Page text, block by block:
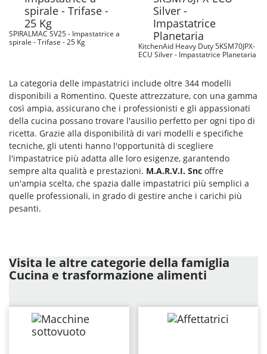
SPIRALMAC SV25 - Impastatrice a
spirale - Trifase - 25 Kg
KitchenAid Heavy Duty 5KSM70JPX-
ECU Silver - Impastatrice Planetaria
La categoria delle impastatrici include oltre 344 modelli
disponibili a Romentino. Queste attrezzature, con una gamma
così ampia, assicurano che i professionisti e gli appassionati
della cucina possano trovare l'ausilio perfetto per ogni tipo di
ricetta. Grazie alla disponibilità di vari modelli e specifiche
tecniche, gli utenti hanno l'opportunità di scegliere
l'impastatrice più adatta alle loro esigenze, garantendo
sempre alta qualità e prestazioni. M.A.R.V.I. Snc offre
un'ampia scelta, che spazia dalle impastatrici più semplici a
quelle professionali, in grado di gestire anche i carichi più
pesanti.
Visita le altre categorie della famiglia
Cucina e trasformazione alimenti